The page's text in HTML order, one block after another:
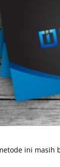
ini masih